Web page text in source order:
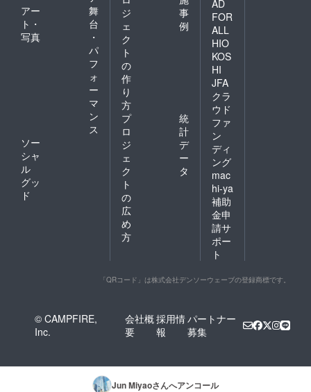
アー
ト・
写真
舞
台
・
パ
フ
ォ
ー
マ
ン
ス
ソー
シャ
ル
グッ
ド
ジ
ェ
ク
ト
の
作
り
方
事
例
プ
ロ
ジ
ェ
ク
ト
の
広
め
方
統
計
デ
ー
タ
AD
FOR
ALL
HIO
KOS
HI
JFA
クラ
ウド
ファ
ン
ディ
ング
mac
hi-ya
補助
金申
請サ
ポー
ト
「QRコード」は株式会社デンソーウェーブの登録商標です。
© CAMPFIRE,
Inc.
会社概
要
採用情
報
パートナー
募集
Jun Miyaoさんへアンコール